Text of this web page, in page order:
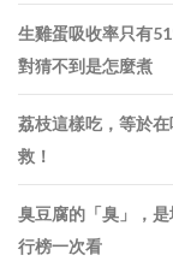
生雞蛋吸收率只有
對猜不到是怎麼煮
荔枝這樣吃，等於
救！
臭豆腐的「臭」，
行榜一次看